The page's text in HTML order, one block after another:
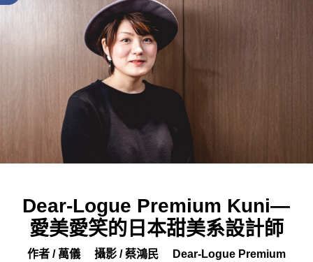
Dear-Logue Premium Kuni—
愛美愛笑的日本甜美系設計師
作者 / 萬儀 攝影 / 蔡鴻民 Dear-Logue Premium